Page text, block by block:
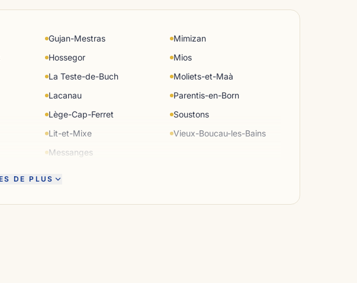
Gujan-Mestras
Hossegor
La Teste-de-Buch
Lacanau
Lège-Cap-Ferret
Lit-et-Mixe
Messanges
Mimizan
Mios
Moliets-et-Maà
Parentis-en-Born
Soustons
Vieux-Boucau-les-Bains
DE PLUS